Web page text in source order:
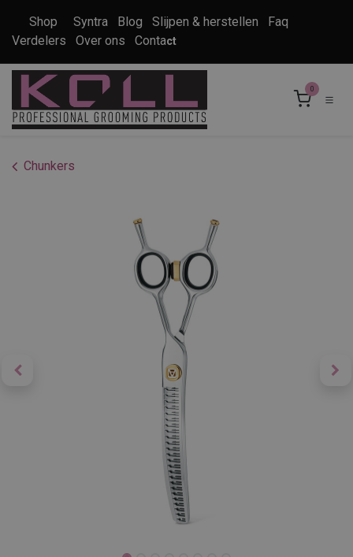
Shop Syntra Blog Slijpen & herstellen
Faq
Verdelers
Over ons Contact
0
Chunkers